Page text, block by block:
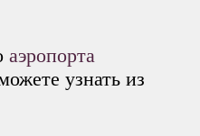
аэропорта
узнать из